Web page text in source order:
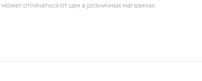
отличаться от цен в розничных магазинах